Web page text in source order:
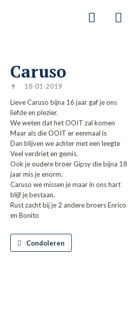
Caruso
✝
18-01-2019
Lieve Caruso bijna 16 jaar gaf je ons
liefde en plezier.
We weten dat het OOIT zal komen
Maar als die OOIT er eenmaal is
Dan blijven we achter met een leegte
Veel verdriet en gemis.
Ook je oudere broer Gipsy die bijna 18
jaar mis je enorm.
Caruso we missen je maar in ons hart
blijf je bestaan.
Rust zacht bij je 2 andere broers Enrico
en Bonito
Condoleren